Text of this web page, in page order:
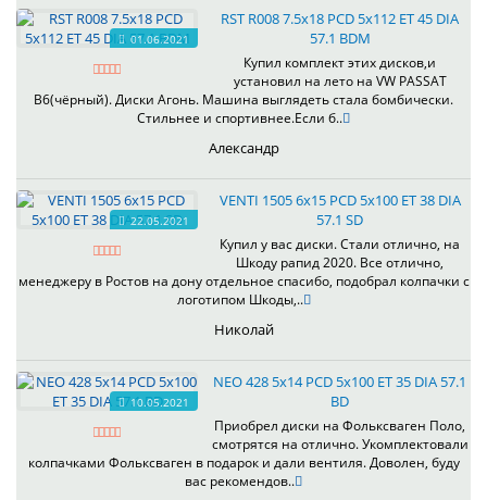
01.06.2021
RST R008 7.5x18 PCD 5x112 ET 45 DIA
57.1 BDM
Купил комплект этих дисков,и
установил на лето на VW PASSAT
B6(чёрный). Диски Агонь. Машина выглядеть стала бомбически.
Стильнее и спортивнее.Если б..
Александр
22.05.2021
VENTI 1505 6x15 PCD 5x100 ET 38 DIA
57.1 SD
Купил у вас диски. Стали отлично, на
Шкоду рапид 2020. Все отлично,
менеджеру в Ростов на дону отдельное спасибо, подобрал колпачки с
логотипом Шкоды,..
Николай
10.05.2021
NEO 428 5x14 PCD 5x100 ET 35 DIA 57.1
BD
Приобрел диски на Фольксваген Поло,
смотрятся на отлично. Укомплектовали
колпачками Фольксваген в подарок и дали вентиля. Доволен, буду
вас рекомендов..